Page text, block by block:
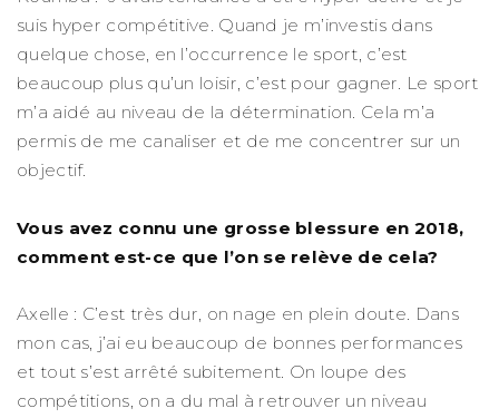
suis hyper compétitive. Quand je m’investis dans
quelque chose, en l’occurrence le sport, c’est
beaucoup plus qu’un loisir, c’est pour gagner. Le sport
m’a aidé au niveau de la détermination. Cela m’a
permis de me canaliser et de me concentrer sur un
objectif.
Vous avez connu une grosse blessure en 2018,
comment est-ce que l’on se relève de cela?
Axelle : C’est très dur, on nage en plein doute. Dans
mon cas, j’ai eu beaucoup de bonnes performances
et tout s’est arrêté subitement. On loupe des
compétitions, on a du mal à retrouver un niveau